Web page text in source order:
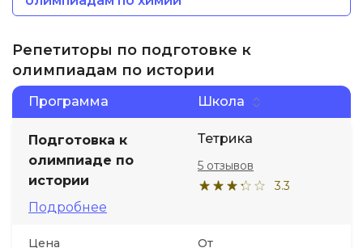
Репетиторы по подготовке к
олимпиадам по истории
Программа Школа
Подготовка к
олимпиаде по
истории
Подробнее
Тетрика
3.3
5 отзывов
Цена От